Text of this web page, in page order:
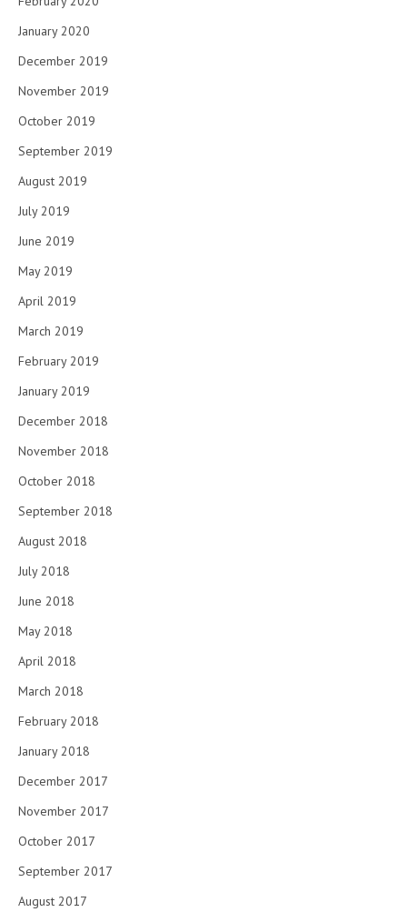
January 2020
December 2019
November 2019
October 2019
September 2019
August 2019
July 2019
June 2019
May 2019
April 2019
March 2019
February 2019
January 2019
December 2018
November 2018
October 2018
September 2018
August 2018
July 2018
June 2018
May 2018
April 2018
March 2018
February 2018
January 2018
December 2017
November 2017
October 2017
September 2017
August 2017